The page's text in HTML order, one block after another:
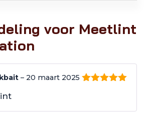
voor Meetlint
– 20 maart 2025